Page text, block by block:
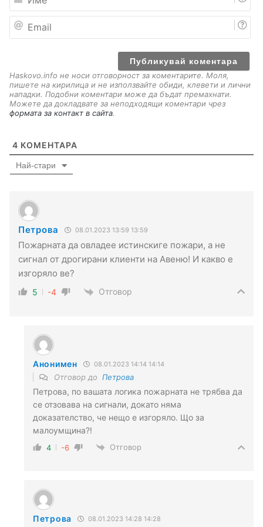
е
a
Haskovo.info не носи отговорност за коментарите. Моля,
пишете на кирилица и не използвайте обиди, клевети и лични
нападки. Подобни коментари може да бъдат премахнати.
Можете да докладвате за неподходящи коментари чрез
формата за контакт в сайта.
4 КОМЕНТАРА
Най-стари
Петрова 08.01.2023 13:59 13:59
Пожарната да овладее истинскиге пожари, а не
сигнал от дрогирани клиенти на Авеню! И какво е
изгоряло ве?
5 -4 Отговор
Анонимен 08.01.2023 14:14 14:14
Отговор до Петрова
Петрова, по вашата логика пожарната не трябва да
се отзовава на сигнали, докато няма
доказателство, че нещо е изгоряло. Що за
малоумщина?!
4 -6 Отговор
Петрова 08.01.2023 14:28 14:28